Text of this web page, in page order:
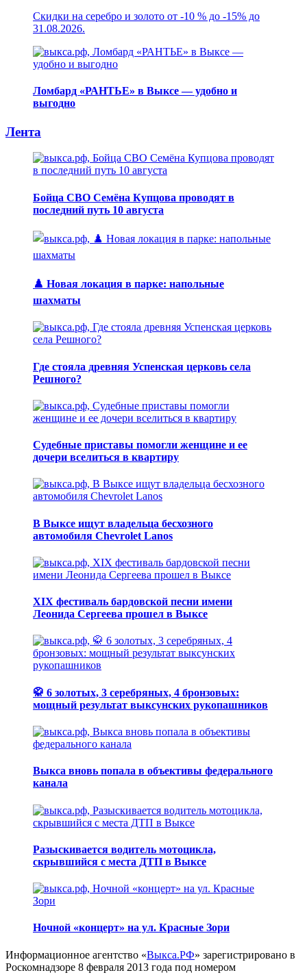
Скидки на серебро и золото от -10 % до -15% до
31.08.2026.
Ломбард «РАНТЬЕ» в Выксе — удобно и
выгодно
Лента
Бойца СВО Семёна Купцова проводят в
последний путь 10 августа
♟️ Новая локация в парке: напольные
шахматы
Где стояла древняя Успенская церковь села
Решного?
Судебные приставы помогли женщине и ее
дочери вселиться в квартиру
В Выксе ищут владельца бесхозного
автомобиля Chevrolet Lanos
XIX фестиваль бардовской песни имени
Леонида Сергеева прошел в Выксе
🥋 6 золотых, 3 серебряных, 4 бронзовых:
мощный результат выксунских рукопашников
Выкса вновь попала в объективы федерального
канала
Разыскивается водитель мотоцикла,
скрывшийся с места ДТП в Выксе
Ночной «концерт» на ул. Красные Зори
Информационное агентство «Выкса.РФ» зарегистрировано в
Роскомнадзоре 8 февраля 2013 года под номером